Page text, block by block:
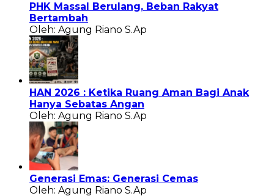
PHK Massal Berulang, Beban Rakyat
Bertambah
Oleh: Agung Riano S.Ap
HAN 2026 : Ketika Ruang Aman Bagi Anak
Hanya Sebatas Angan
Oleh: Agung Riano S.Ap
Generasi Emas: Generasi Cemas
Oleh: Agung Riano S.Ap